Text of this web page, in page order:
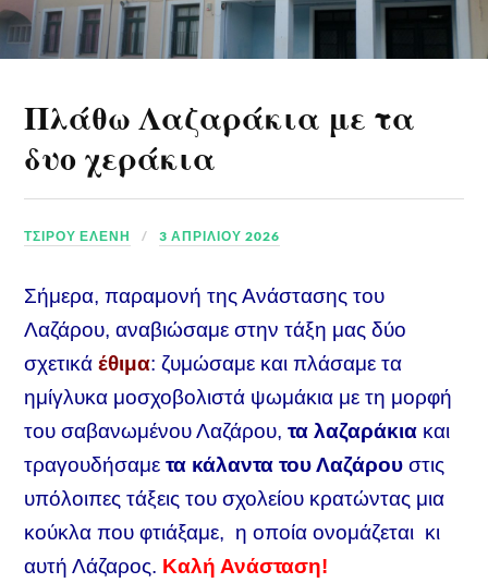
Πλάθω Λαζαράκια με τα
δυο χεράκια
ΤΣΙΡΟΥ ΕΛΕΝΗ 3 ΑΠΡΙΛΊΟΥ 2026
Σήμερα, παραμονή της Ανάστασης του
Λαζάρου, αναβιώσαμε στην τάξη μας δύο
σχετικάέθιμα: ζυμώσαμε και πλάσαμε τα
ημίγλυκα μοσχοβολιστά ψωμάκια με τη μορφή
του σαβανωμένου Λαζάρου,τα λαζαράκια και
τραγουδήσαμετα κάλαντα του Λαζάρου στις
υπόλοιπες τάξεις του σχολείου κρατώντας μια
κούκλα που φτιάξαμε, η οποία ονομάζεται κι
αυτή Λάζαρος. Καλή Ανάσταση!